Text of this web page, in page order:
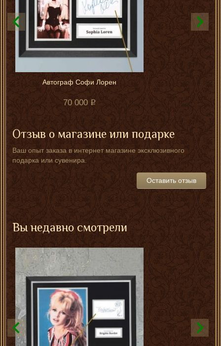
Автограф Софи Лорен
70 000
Отзыв о магазине или подарке
Ваш опыт заказа в интернет магазине эксклюзивного
подарка или сувенира.
Оставить отзыв
Вы недавно смотрели